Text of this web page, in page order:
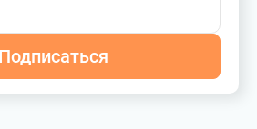
Подписаться